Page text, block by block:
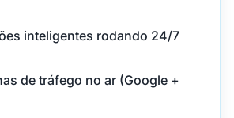
inteligentes rodando 24/7
de tráfego no ar (Google +